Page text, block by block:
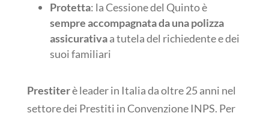
Protetta: la Cessione del Quinto è
sempre accompagnata da una polizza
assicurativaa tutela del richiedente e dei
suoi familiari
Prestiterè leader in Italia da oltre 25 anni nel
settore dei Prestiti in Convenzione INPS. Per